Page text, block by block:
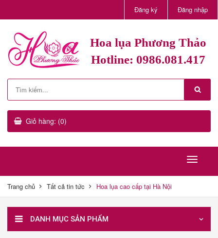
Đăng ký Đăng nhập
Hoa lụa Phương Thảo
Hotline: 0986.081.417
Giỏ hàng: (0)
Trang chủ Tất cả tin tức Hoa lụa cao cấp tại Hà Nội
DANH MỤC SẢN PHẨM